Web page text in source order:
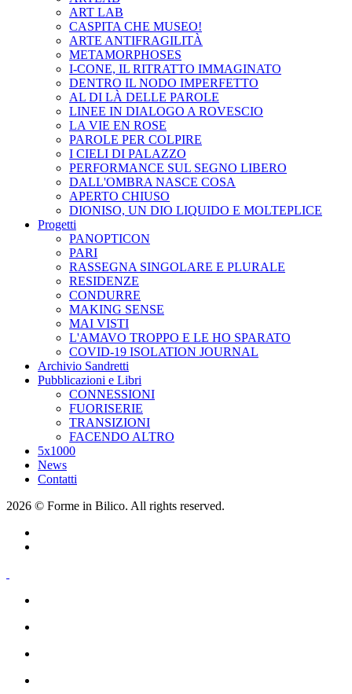
ART LAB
CASPITA CHE MUSEO!
ARTE ANTIFRAGILITÀ
METAMORPHOSES
I-CONE, IL RITRATTO IMMAGINATO
DENTRO IL NODO IMPERFETTO
AL DI LÀ DELLE PAROLE
LINEE IN DIALOGO A ROVESCIO
LA VIE EN ROSE
PAROLE PER COLPIRE
I CIELI DI PALAZZO
PERFORMANCE SUL SEGNO LIBERO
DALL'OMBRA NASCE COSA
APERTO CHIUSO
DIONISO, UN DIO LIQUIDO E MOLTEPLICE
Progetti
PANOPTICON
PARI
RASSEGNA SINGOLARE E PLURALE
RESIDENZE
CONDURRE
MAKING SENSE
MAI VISTI
L'AMAVO TROPPO E LE HO SPARATO
COVID-19 ISOLATION JOURNAL
Archivio Sandretti
Pubblicazioni e Libri
CONNESSIONI
FUORISERIE
TRANSIZIONI
FACENDO ALTRO
5x1000
News
Contatti
2026 © Forme in Bilico. All rights reserved.